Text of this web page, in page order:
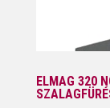
ELMAG 320